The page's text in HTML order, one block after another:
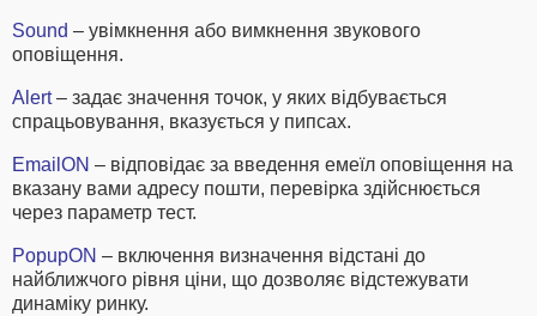
Sound – увімкнення або вимкнення звукового
оповіщення.
Alert– задає значення точок, у яких відбувається
спрацьовування, вказується у пипсах.
EmailON – відповідає за введення емеїл оповіщення на
вказану вами адресу пошти, перевірка здійснюється
через параметр тест.
PopupON – включення визначення відстані до
найближчого рівня ціни, що дозволяє відстежувати
динаміку ринку.